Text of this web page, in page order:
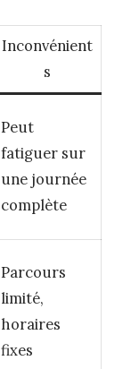
Inconvénient
s
Peut
fatiguer sur
une journée
complète
Parcours
limité,
horaires
fixes